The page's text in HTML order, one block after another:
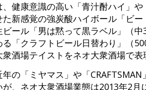
、健康意識の高い「青汁酎ハイ」
新感覚の強炭酸ハイボール「ビ
ビール「男は黙って黒ラベル」（
る「クラフトビール日替わり」（
酒場テイストをネオ大衆酒場で表
の「ミヤマス」や「
が、ネオ大衆酒場業態は2013年2